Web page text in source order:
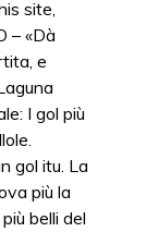
site,
– «Dà
e
I gol più
gol itu. La
più la
belli del